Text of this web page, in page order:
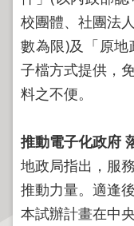
訊
機
關
介
紹
業
務
資
訊
校團體、社團法
數為限)及「原
子檔方式提供，
料之不便。
推動電子化政府
地政局指出，服
推動力量。適逢
本試辦計畫在中